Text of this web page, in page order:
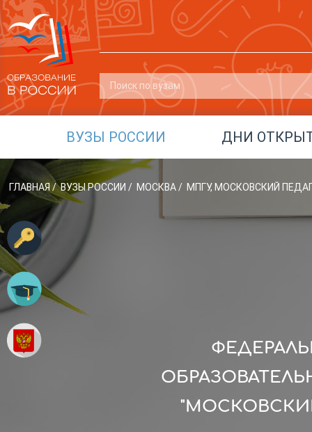
ВУЗЫ РОССИИ ДНИ
ГЛАВНАЯ / ВУЗЫ РОССИИ / МОСКВА/ МПГУ, МОСКОВСКИЙ